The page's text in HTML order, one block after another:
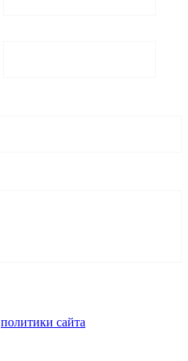
политики сайта